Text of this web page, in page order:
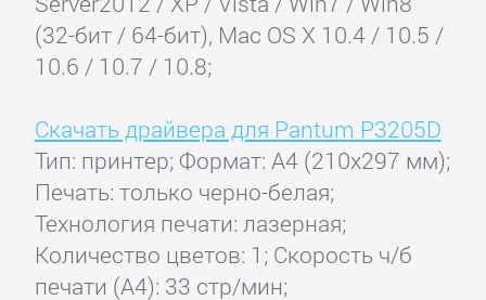
(32-бит / 64-бит), Mac OS X 10.4 / 10.5 /
10.6 / 10.7 / 10.8;
Скачать драйвера для Pantum P3205D
Тип: принтер; Формат: A4 (210x297 мм);
Печать: только черно-белая;
Технология печати: лазерная;
Количество цветов: 1; Скорость ч/б
печати (А4): 33 стр/мин;